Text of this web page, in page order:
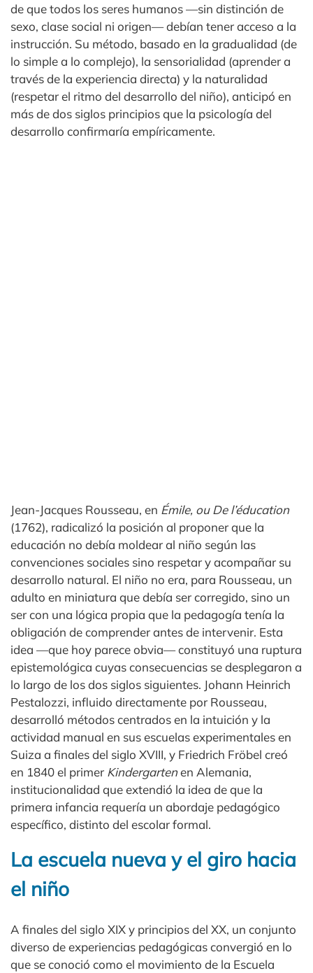
de que todos los seres humanos —sin distinción de
sexo, clase social ni origen— debían tener acceso a la
instrucción. Su método, basado en la gradualidad (de
lo simple a lo complejo), la sensorialidad (aprender a
través de la experiencia directa) y la naturalidad
(respetar el ritmo del desarrollo del niño), anticipó en
más de dos siglos principios que la psicología del
desarrollo confirmaría empíricamente.
Jean-Jacques Rousseau, en Émile, ou De l’éducation
(1762), radicalizó la posición al proponer que la
educación no debía moldear al niño según las
convenciones sociales sino respetar y acompañar su
desarrollo natural. El niño no era, para Rousseau, un
adulto en miniatura que debía ser corregido, sino un
ser con una lógica propia que la pedagogía tenía la
obligación de comprender antes de intervenir. Esta
idea —que hoy parece obvia— constituyó una ruptura
epistemológica cuyas consecuencias se desplegaron a
lo largo de los dos siglos siguientes. Johann Heinrich
Pestalozzi, influido directamente por Rousseau,
desarrolló métodos centrados en la intuición y la
actividad manual en sus escuelas experimentales en
Suiza a finales del siglo XVIII, y Friedrich Fröbel creó
en 1840 el primer Kindergartenen Alemania,
institucionalidad que extendió la idea de que la
primera infancia requería un abordaje pedagógico
específico, distinto del escolar formal.
La escuela nueva y el giro hacia
el niño
A finales del siglo XIX y principios del XX, un conjunto
diverso de experiencias pedagógicas convergió en lo
que se conoció como el movimiento de la Escuela